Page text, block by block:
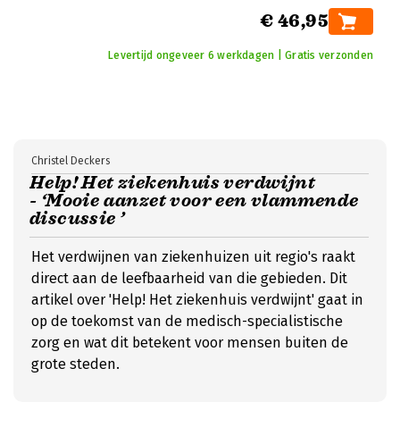
€ 46,95
Levertijd ongeveer 6 werkdagen | Gratis verzonden
Help! Het ziekenhuis verdwijnt
- ‘Mooie aanzet voor een vlammende
discussie ’
Christel Deckers
Het verdwijnen van ziekenhuizen uit regio's raakt
direct aan de leefbaarheid van die gebieden. Dit
artikel over 'Help! Het ziekenhuis verdwijnt' gaat in
op de toekomst van de medisch-specialistische
zorg en wat dit betekent voor mensen buiten de
grote steden.